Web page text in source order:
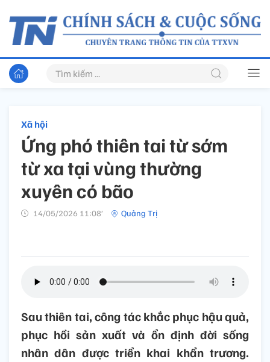
Xã hội
Ứng phó thiên tai từ sớm
từ xa tại vùng thường
xuyên có bão
14/05/2026 11:08’ Quảng Trị
Sau thiên tai, công tác khắc phục hậu quả,
phục hồi sản xuất và ổn định đời sống
nhân dân được triển khai khẩn trương.